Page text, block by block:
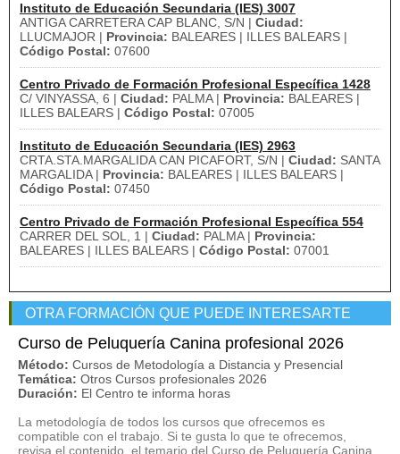
Instituto de Educación Secundaria (IES) 3007
ANTIGA CARRETERA CAP BLANC, S/N | Ciudad:
LLUCMAJOR | Provincia: BALEARES | ILLES BALEARS |
Código Postal: 07600
Centro Privado de Formación Profesional Específica 1428
C/ VINYASSA, 6 | Ciudad: PALMA | Provincia: BALEARES |
ILLES BALEARS | Código Postal: 07005
Instituto de Educación Secundaria (IES) 2963
CRTA.STA.MARGALIDA CAN PICAFORT, S/N | Ciudad: SANTA
MARGALIDA | Provincia: BALEARES | ILLES BALEARS |
Código Postal: 07450
Centro Privado de Formación Profesional Específica 554
CARRER DEL SOL, 1 | Ciudad: PALMA | Provincia:
BALEARES | ILLES BALEARS | Código Postal: 07001
OTRA FORMACIÓN QUE PUEDE INTERESARTE
Curso de Peluquería Canina profesional 2026
Método: Cursos de Metodología a Distancia y Presencial
Temática: Otros Cursos profesionales 2026
Duración: El Centro te informa horas
La metodología de todos los cursos que ofrecemos es
compatible con el trabajo. Si te gusta lo que te ofrecemos,
revisa el contenido, el temario del Curso de Peluquería Canina